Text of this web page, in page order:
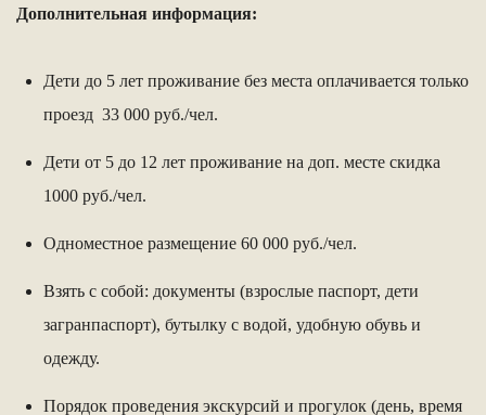
Дополнительная информация:
Дети до 5 лет проживание без места оплачивается только
проезд 33 000 руб./чел.
Дети от 5 до 12 лет проживание на доп. месте скидка
1000 руб./чел.
Одноместное размещение 60 000 руб./чел.
Взять с собой: документы (взрослые паспорт, дети
загранпаспорт), бутылку с водой, удобную обувь и
одежду.
Порядок проведения экскурсий и прогулок (день, время